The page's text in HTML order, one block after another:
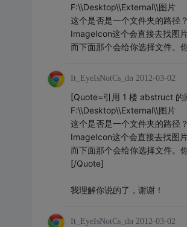
F:\\Desktop\\External\\图片
这个是否是一个文件夹的路径？
ImageIcon这个会直接去找图
而下面那个会给你选择文件。
It_EyeIsNotCs_dn 2012-03-02
[Quote=引用 1 楼 abstruct 的
F:\\Desktop\\External\\图片
这个是否是一个文件夹的路径？
ImageIcon这个会直接去找图
而下面那个会给你选择文件。
[/Quote]
我理解你说的了，谢谢！
It_EyeIsNotCs_dn 2012-03-02